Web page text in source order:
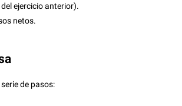
ejercicio anterior).
netos.
de pasos: